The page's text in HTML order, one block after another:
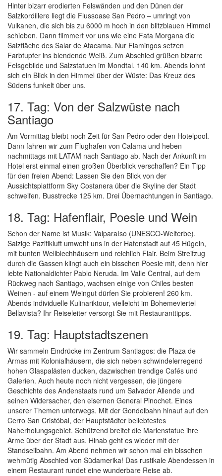
Hinter bizarr erodierten Felswänden und den Dünen der
Salzkordillere liegt die Flussoase San Pedro – umringt von
Vulkanen, die sich bis zu 6000 m hoch in den blitzblauen Himmel
schieben. Dann flimmert vor uns wie eine Fata Morgana die
Salzfläche des Salar de Atacama. Nur Flamingos setzen
Farbtupfer ins blendende Weiß. Zum Abschied grüßen bizarre
Felsgebilde und Salzstatuen im Mondtal. 140 km. Abends lohnt
sich ein Blick in den Himmel über der Wüste: Das Kreuz des
Südens funkelt über uns.
17. Tag: Von der Salzwüste nach
Santiago
Am Vormittag bleibt noch Zeit für San Pedro oder den Hotelpool.
Dann fahren wir zum Flughafen von Calama und heben
nachmittags mit LATAM nach Santiago ab. Nach der Ankunft im
Hotel erst einmal einen großen Überblick verschaffen? Ein Tipp
für den freien Abend: Lassen Sie den Blick von der
Aussichtsplattform Sky Costanera über die Skyline der Stadt
schweifen. Busstrecke 125 km. Drei Übernachtungen in Santiago.
18. Tag: Hafenflair, Poesie und Wein
Schon der Name ist Musik: Valparaíso (UNESCO-Welterbe).
Salzige Pazifikluft umweht uns in der Hafenstadt auf 45 Hügeln,
mit bunten Wellblechhäusern und reichlich Flair. Beim Streifzug
durch die Gassen klingt auch ein bisschen Poesie mit, denn hier
lebte Nationaldichter Pablo Neruda. Im Valle Central, auf dem
Rückweg nach Santiago, wachsen einige von Chiles besten
Weinen - auf einem Weingut dürfen Sie probieren! 260 km.
Abends individuelle Kulinariktour, vielleicht im Bohemeviertel
Bellavista? Ihr Reiseleiter versorgt Sie mit Restauranttipps.
19. Tag: Hauptstadtszenen
Wir sammeln Eindrücke im Zentrum Santiagos: die Plaza de
Armas mit Kolonialhäusern, die sich neben schwindelerregend
hohen Glaspalästen ducken, dazwischen trendige Cafés und
Galerien. Auch heute noch nicht vergessen, die jüngere
Geschichte des Andenstaats rund um Salvador Allende und
seinen Widersacher, den eisernen General Pinochet. Eines
unserer Themen unterwegs. Mit der Gondelbahn hinauf auf den
Cerro San Cristóbal, der Hauptstädter beliebtestes
Naherholungsgebiet. Schützend breitet die Marienstatue ihre
Arme über der Stadt aus. Hinab geht es wieder mit der
Standseilbahn. Am Abend nehmen wir schon mal ein bisschen
wehmütig Abschied von Südamerika! Das rustikale Abendessen in
einem Restaurant rundet eine wunderbare Reise ab.